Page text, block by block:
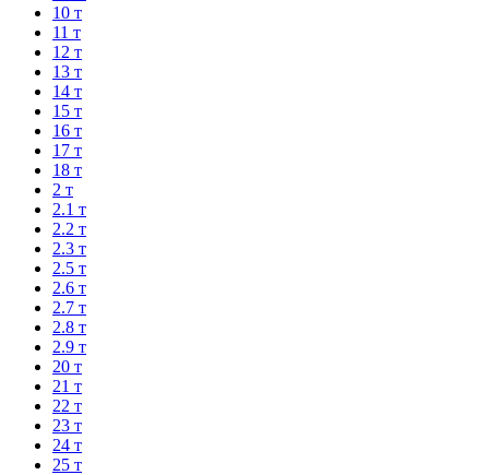
10 т
11 т
12 т
13 т
14 т
15 т
16 т
17 т
18 т
2 т
2.1 т
2.2 т
2.3 т
2.5 т
2.6 т
2.7 т
2.8 т
2.9 т
20 т
21 т
22 т
23 т
24 т
25 т